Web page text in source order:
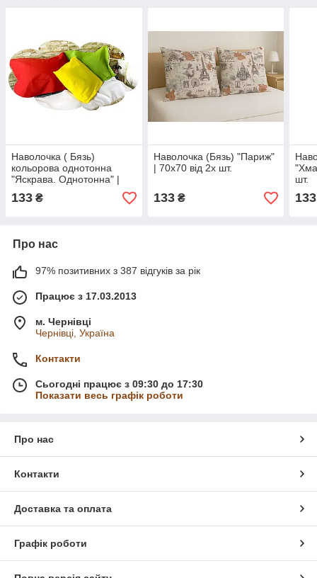
Наволочка ( Бязь)
кольорова однотонна
"Яскрава. Однотонна" |
133 ₴
Наволочка (Бязь) "Париж"
| 70х70 від 2х шт.
133₴
шт.
133
Про нас
97% позитивних з 387 відгуків за рік
Працює з 17.03.2013
м. Чернівці
Чернівці, Україна
Контакти
Сьогодні працює з 09:30 до 17:30
Показати весь графік роботи
Про нас
Контакти
Доставка та оплата
Графік роботи